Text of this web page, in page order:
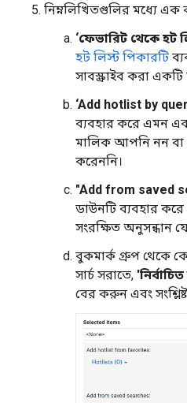
নিম্নলিখিতগুলির মধ্যে
‘ফেভারিট থেকে
হট লিস্ট পিকারটি
সাবস্ক্রাইব করা
‘Add hotlist by
ব্যবহার করে এমন
মালিক আপনি নন বা
করেননি।
"Add from saved
ডাউনটি ব্যবহার
সংরক্ষিত অনুসন্ধান
বুকমার্ক গ্রুপ থেকে
সার্চ সরাতে,
বের করুন এবং সংশ্লিষ্ট